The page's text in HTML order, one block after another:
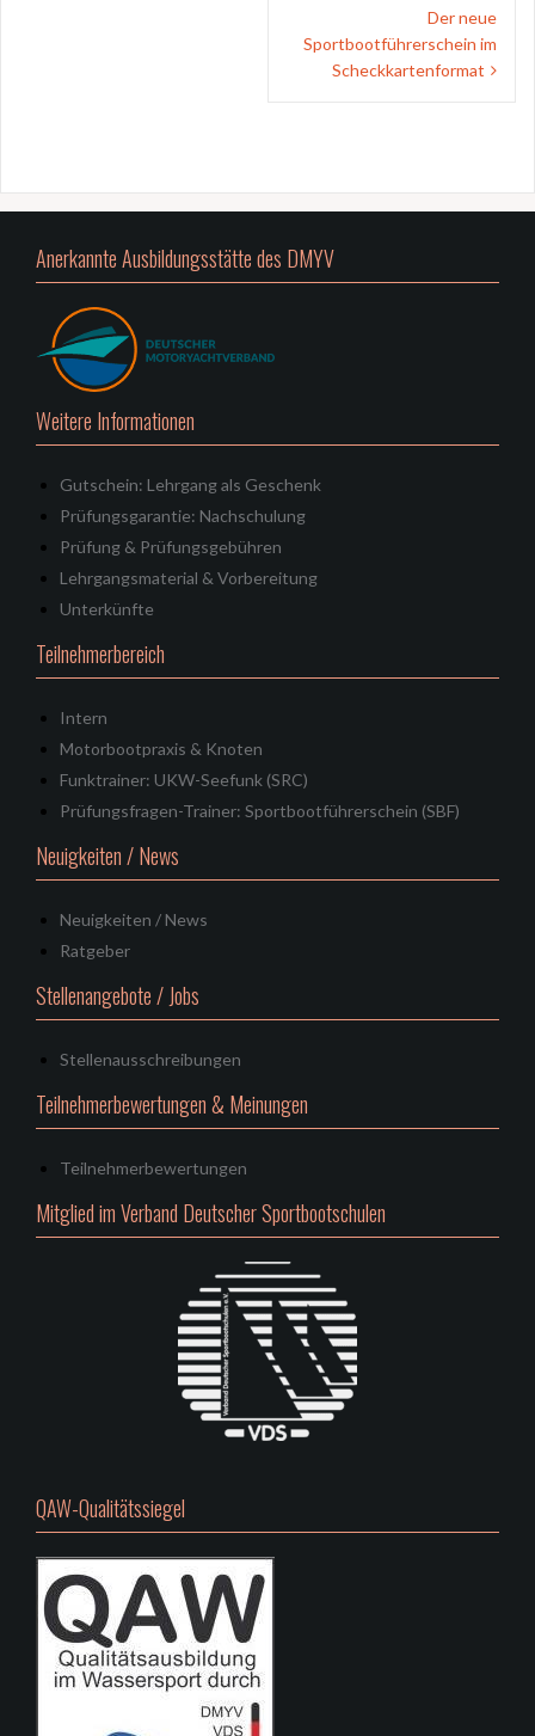
Der neue
Sportbootführerschein im
Scheckkartenformat
Anerkannte Ausbildungsstätte des DMYV
Weitere Informationen
Gutschein: Lehrgang als Geschenk
Prüfungsgarantie: Nachschulung
Prüfung & Prüfungsgebühren
Lehrgangsmaterial & Vorbereitung
Unterkünfte
Teilnehmerbereich
Intern
Motorbootpraxis & Knoten
Funktrainer: UKW-Seefunk (SRC)
Prüfungsfragen-Trainer: Sportbootführerschein (SBF)
Neuigkeiten / News
Neuigkeiten / News
Ratgeber
Stellenangebote / Jobs
Stellenausschreibungen
Teilnehmerbewertungen & Meinungen
Teilnehmerbewertungen
Mitglied im Verband Deutscher Sportbootschulen
QAW-Qualitätssiegel